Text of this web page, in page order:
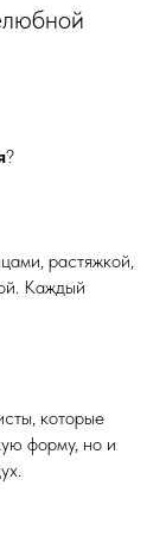
?
растяжкой,
Каждый
которые
форму, но и